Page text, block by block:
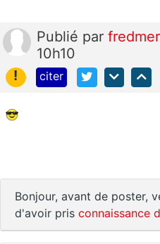
Publié par
10h10
!
citer
Bonjour, avant de poster,
d'avoir pris connaissance